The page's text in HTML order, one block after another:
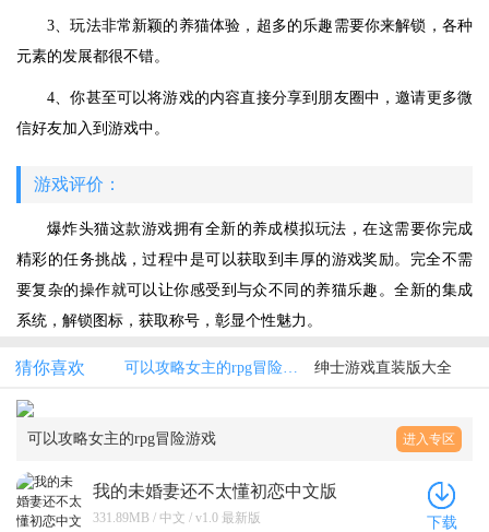
3、玩法非常新颖的养猫体验，超多的乐趣需要你来解锁，各种
元素的发展都很不错。
4、你甚至可以将游戏的内容直接分享到朋友圈中，邀请更多微
信好友加入到游戏中。
游戏评价：
爆炸头猫这款游戏拥有全新的养成模拟玩法，在这需要你完成
精彩的任务挑战，过程中是可以获取到丰厚的游戏奖励。完全不需
要复杂的操作就可以让你感受到与众不同的养猫乐趣。全新的集成
系统，解锁图标，获取称号，彰显个性魅力。
猜你喜欢 可以攻略女主的rpg冒险游戏 绅士游戏直装版大全
可以攻略女主的rpg冒险游戏 进入专区
我的未婚妻还不太懂初恋中文版
331.89MB / 中文 / v1.0 最新版 下载